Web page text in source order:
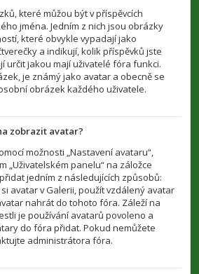
které můžou být v příspěvcích
jména. Jedním z nich jsou obrázky
které obvykle vypadají jako
a indikují, kolik příspěvků jste
určit jakou mají uživatelé fóra funkci.
je známý jako avatar a obecně se
obrázek každého uživatele.
zobrazit avatar?
možnosti „Nastavení avataru“,
„Uživatelském panelu“ na záložce
jedním z následujících způsobů:
avatar v Galerii, použít vzdálený avatar
nahrát do tohoto fóra. Záleží na
je používání avatarů povoleno a
do fóra přidat. Pokud nemůžete
administrátora fóra.